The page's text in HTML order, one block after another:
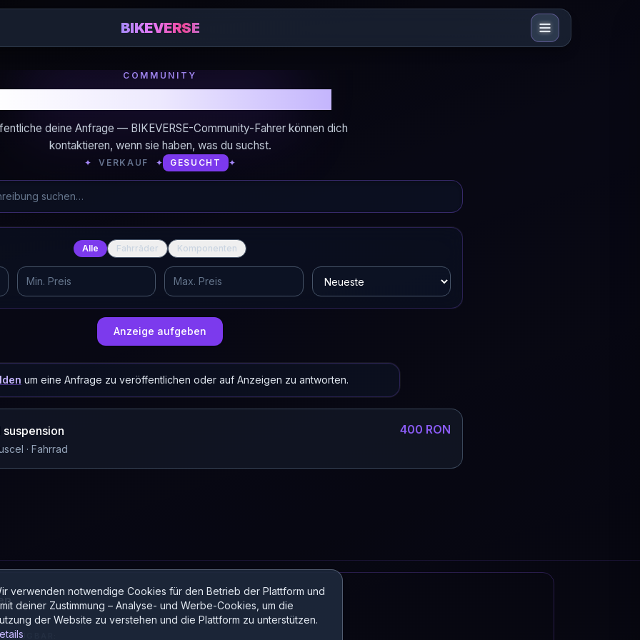
verwenden notwendige Cookies für den Betrieb der Plattform und
deiner Zustimmung – Analyse- und Werbe-Cookies, um die
der Website zu verstehen und die Plattform zu unterstützen.
BIKEVERSE
COMMUNITY
deine Anfrage — BIKEVERSE-Community-Fahrer können dich
kontaktieren, wenn sie haben, was du suchst.
✦ VERKAUF ✦ GESUCHT ✦
Alle Fahrräder Komponenten
Anzeige aufgeben
um eine Anfrage zu veröffentlichen oder auf Anzeigen zu antworten.
· Fahrrad
400 RON